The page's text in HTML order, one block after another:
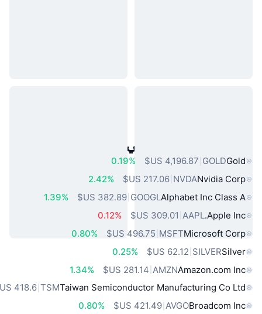
أصول العالم الحقيقي الشائعة
Gold
GOLD
0.19%
Nvidia Corp
NVDA
‏217.06 US$
2.42%
Alphabet Inc Class A
GOOGL
‏382.89 US$
1.39%
Apple Inc.
AAPL
0.12%
Microsoft Corp
MSFT
0.80%
Silver
SILVER
0.25%
Amazon.com Inc
AMZN
1.34%
Taiwan Semiconductor Manufacturing Co Ltd
TSM
‏418.6 US$
Broadcom Inc
AVGO
‏421.49 US$
0.80%